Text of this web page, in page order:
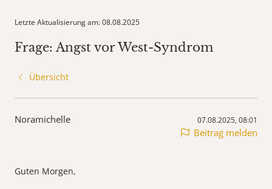
Letzte Aktualisierung am: 08.08.2025
Frage: Angst vor West-Syndrom
Übersicht
Noramichelle 07.08.2025, 08:01
Beitrag melden
Guten Morgen,